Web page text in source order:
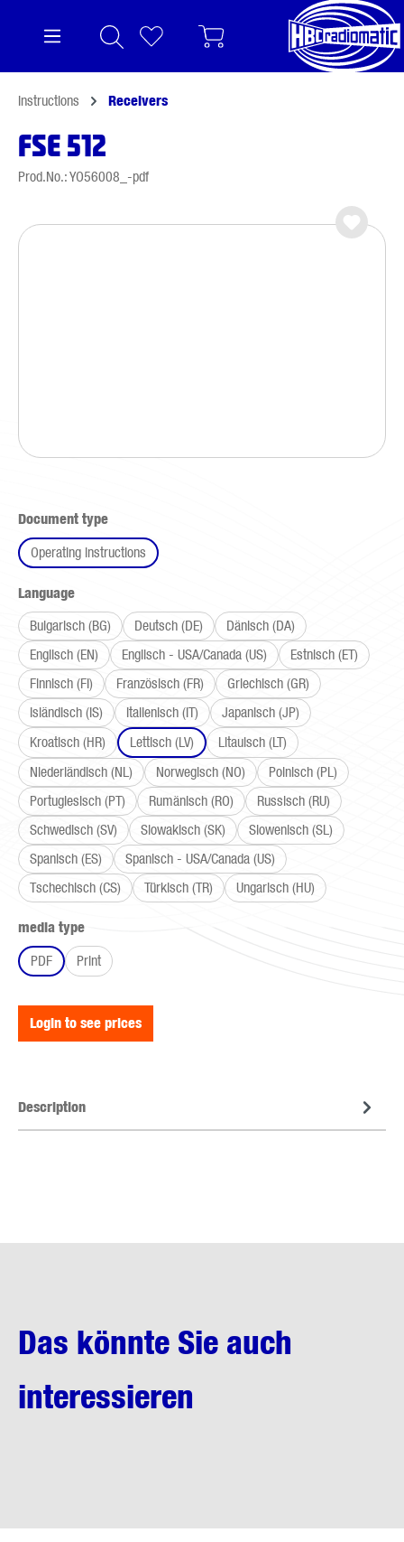
Instructions Receivers
FSE 512
Prod.No.: YO56008_-pdf
Skip image gallery
Select
Document type
Operating instructions
Select
Language
Bulgarisch (BG)
Deutsch (DE)
Dänisch (DA)
Englisch (EN)
Englisch - USA/Canada (US)
Estnisch (ET)
Finnisch (FI)
Französisch (FR)
Griechisch (GR)
Isländisch (IS)
Italienisch (IT)
Japanisch (JP)
Kroatisch (HR)
Lettisch (LV)
Litauisch (LT)
Niederländisch (NL)
Norwegisch (NO)
Polnisch (PL)
Portugiesisch (PT)
Rumänisch (RO)
Russisch (RU)
Schwedisch (SV)
Slowakisch (SK)
Slowenisch (SL)
Spanisch (ES)
Spanisch - USA/Canada (US)
Tschechisch (CS)
Türkisch (TR) Ungarisch (HU)
Select
media type
PDF
Print
Login to see prices
Description
Das könnte Sie auch
interessieren